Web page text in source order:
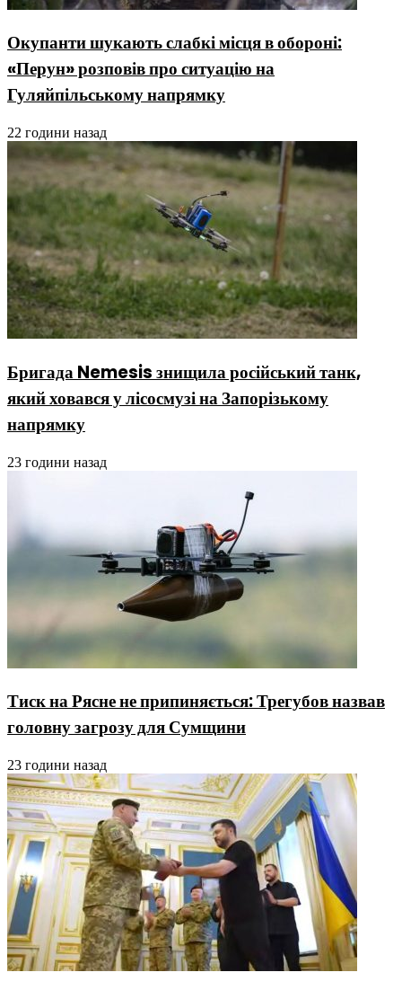
Окупанти шукають слабкі місця в обороні:
«Перун» розповів про ситуацію на
Гуляйпільському напрямку
22 години назад
Бригада Nemesis знищила російський танк,
який ховався у лісосмузі на Запорізькому
напрямку
23 години назад
Тиск на Рясне не припиняється: Трегубов назвав
головну загрозу для Сумщини
23 години назад